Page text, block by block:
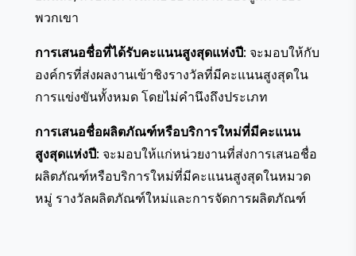
พวกเขา
การเสนอชื่อที่ได้รับคะแนนสูงสุดแห่งปี: จะมอบให้กับ
องค์กรที่ส่งผลงานเข้าชิงรางวัลที่มีคะแนนสูงสุดใน
การแข่งขันทั้งหมด โดยไม่คำนึงถึงประเภท
การเสนอชื่อผลิตภัณฑ์หรือบริการใหม่ที่มีคะแนน
สูงสุดแห่งปี: จะมอบให้แก่หน่วยงานที่ส่งการเสนอชื่อ
ผลิตภัณฑ์หรือบริการใหม่ที่มีคะแนนสูงสุดในหมวด
หมู่ รางวัลผลิตภัณฑ์ใหม่และการจัดการผลิตภัณฑ์